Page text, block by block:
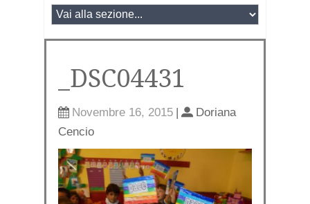
_DSC04431
Novembre 16, 2015 |
Doriana
Cencio